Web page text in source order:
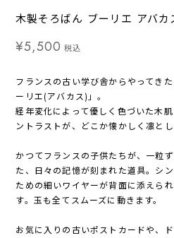
木製そろばん ブーリエ アバカ
¥5,500 税込
フランスの古い学び舎からやってき
ーリエ(アバカス)」。
経年変化によって優しく色づいた木
ントラストが、どこか懐かしく凛とし
かつてフランスの子供たちが、一粒
た、日々の記憶が刻まれた道具。シ
ための細いワイヤーが背面に添えら
す。玉も全てスムーズに動きます。
お気に入りの古いポストカードや、